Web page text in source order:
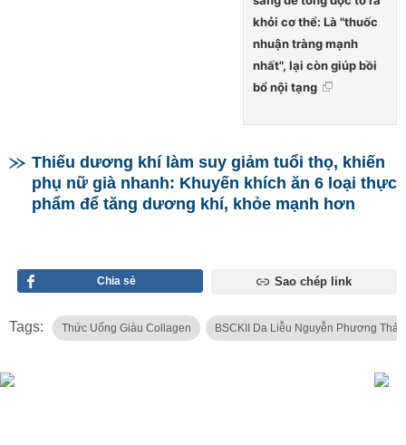
khỏi cơ thể: Là "thuốc
nhuận tràng mạnh
nhất", lại còn giúp bồi
bổ nội tạng
Thiếu dương khí làm suy giảm tuổi thọ, khiến
phụ nữ già nhanh: Khuyến khích ăn 6 loại thực
phẩm để tăng dương khí, khỏe mạnh hơn
Chia sẻ Sao chép link
Tags: Thức Uống Giàu Collagen BSCKII Da Liễu Nguyễn Phương Thảo